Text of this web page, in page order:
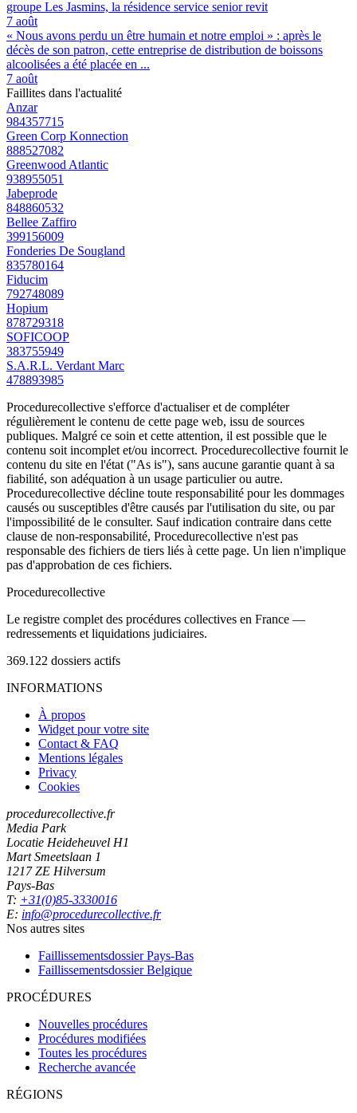
groupe Les Jasmins, la résidence service senior revit
7 août
« Nous avons perdu un être humain et notre emploi » : après le
décès de son patron, cette entreprise de distribution de boissons
alcoolisées a été placée en ...
7 août
Faillites dans l'actualité
Anzar
984357715
Green Corp Konnection
888527082
Greenwood Atlantic
938955051
Jabeprode
848860532
Bellee Zaffiro
399156009
Fonderies De Sougland
835780164
Fiducim
792748089
Hopium
878729318
SOFICOOP
383755949
S.A.R.L. Verdant Marc
478893985
Procedurecollective s'efforce d'actualiser et de compléter
régulièrement le contenu de cette page web, issu de sources
publiques. Malgré ce soin et cette attention, il est possible que le
contenu soit incomplet et/ou incorrect. Procedurecollective fournit le
contenu du site en l'état ("As is"), sans aucune garantie quant à sa
fiabilité, son adéquation à un usage particulier ou autre.
Procedurecollective décline toute responsabilité pour les dommages
causés ou susceptibles d'être causés par l'utilisation du site, ou par
l'impossibilité de le consulter. Sauf indication contraire dans cette
clause de non-responsabilité, Procedurecollective n'est pas
responsable des fichiers de tiers liés à cette page. Un lien n'implique
pas d'approbation de ces fichiers.
Procedurecollective
Le registre complet des procédures collectives en France —
redressements et liquidations judiciaires.
369.122 dossiers actifs
INFORMATIONS
À propos
Widget pour votre site
Contact & FAQ
Mentions légales
Privacy
Cookies
procedurecollective.fr
Media Park
Locatie Heideheuvel H1
Mart Smeetslaan 1
1217 ZE Hilversum
Pays-Bas
T: +31(0)85-3330016
E: info@procedurecollective.fr
Nos autres sites
Faillissementsdossier Pays-Bas
Faillissementsdossier Belgique
PROCÉDURES
Nouvelles procédures
Procédures modifiées
Toutes les procédures
Recherche avancée
RÉGIONS